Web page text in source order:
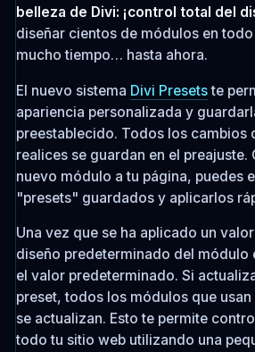
belleza de Divi: ¡control total del
diseñar cientos de módulos en
mucho tiempo… hasta ahora.
El nuevo sistema Divi Presetste
apariencia personalizada y
preestablecido. Todos los cambios
realices se guardan en el preajuste.
nuevo módulo a tu página, puedes
"presets" guardados y aplicarlos
Una vez que se ha aplicado un
diseño predeterminado del módulo
el valor predeterminado. Si
preset, todos los módulos que usan
se actualizan. Esto te permite
todo tu sitio web utilizando una